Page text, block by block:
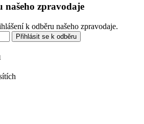
našeho zpravodaje
k odběru našeho zpravodaje.
Přihlásit se k odběru